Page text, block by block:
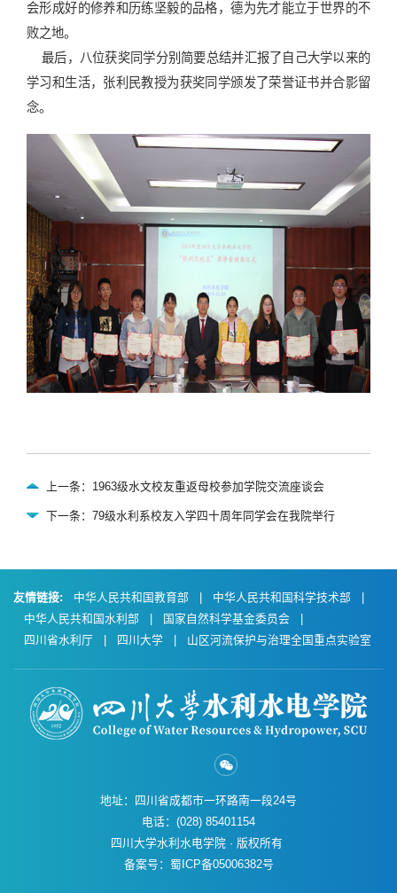
会形成好的修养和历练坚毅的品格，德为先才能立于世界的不
败之地。
最后，八位获奖同学分别简要总结并汇报了自己大学以来的
学习和生活，张利民教授为获奖同学颁发了荣誉证书并合影留
念。
上一条：1963级水文校友重返母校参加学院交流座谈会
下一条：79级水利系校友入学四十周年同学会在我院举行
友情链接: 中华人民共和国教育部 | 中华人民共和国科学技术部
|
中华人民共和国水利部
| 国家自然科学基金委员会
|
四川省水利厅
| 四川大学 | 山区河流保护与治理全国重点实验室
地址：四川省成都市一环路南一段24号
电话：(028) 85401154
四川大学水利水电学院 · 版权所有
备案号：蜀ICP备05006382号